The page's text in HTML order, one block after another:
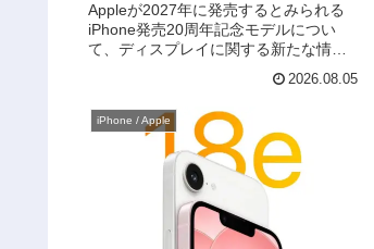
Appleが2027年に発売するとみられる
iPhone発売20周年記念モデルについ
て、ディスプレイに関する新たな情報
が出てきました。これまでのiPhoneと
は大きく異なるデザインになるとの噂
が相次ぐ中、iPhone 20 Proは6.4イン...
2026.08.05
iPhone / Apple